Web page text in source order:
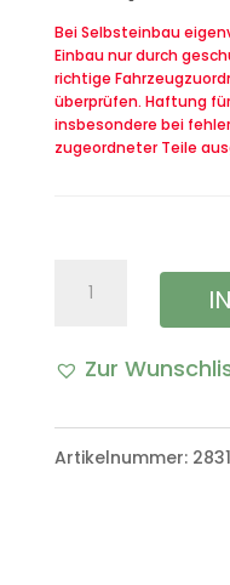
Bei Selbsteinbau
Einbau nur durch
richtige
überprüfen. Haftung
insbesondere bei
zugeordneter Teile
Zur
Artikelnummer: